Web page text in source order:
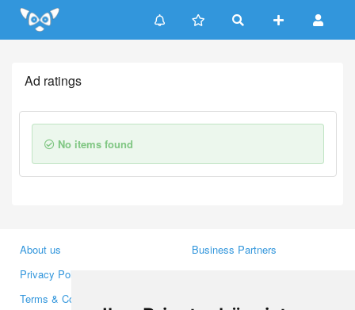
Update cookies preferences
Ad ratings
No items found
About us
Privacy Policy
Terms & Conditions
Business Partners